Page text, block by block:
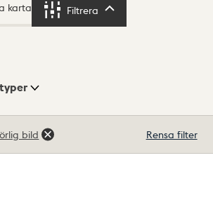
karta Filtrera
bild Rensa filter